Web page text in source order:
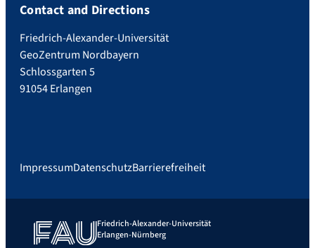
Contact and Directions
Friedrich-Alexander-Universität
GeoZentrum Nordbayern
Schlossgarten 5
91054 Erlangen
ImpressumDatenschutzBarrierefreiheit
Friedrich-Alexander-Universität
Erlangen-Nürnberg